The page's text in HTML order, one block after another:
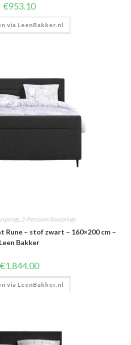
€953.10
via LeenBakker.nl
2-Persoons Boxsprings
Rune – stof zwart – 160×200 cm –
Leen Bakker
€1,844.00
via LeenBakker.nl